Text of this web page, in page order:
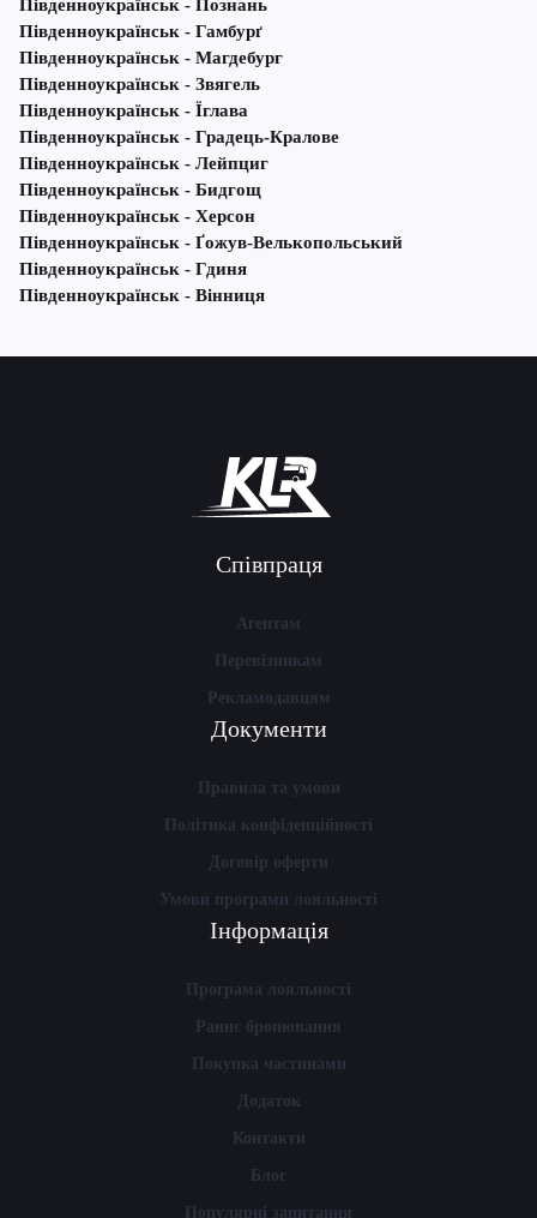
Південноукраїнськ - Познань
Південноукраїнськ - Гамбурґ
Південноукраїнськ - Магдебург
Південноукраїнськ - Звягель
Південноукраїнськ - Їглава
Південноукраїнськ - Градець-Кралове
Південноукраїнськ - Лейпциг
Південноукраїнськ - Бидгощ
Південноукраїнськ - Херсон
Південноукраїнськ - Ґожув-Велькопольський
Південноукраїнськ - Гдиня
Південноукраїнськ - Вінниця
Співпраця
Агентам
Перевізникам
Рекламодавцям
Документи
Правила та умови
Політика конфіденційності
Договір оферти
Умови програми лояльності
Інформація
Програма лояльності
Раннє бронювання
Покупка частинами
Додаток
Контакти
Блог
Популярні запитання